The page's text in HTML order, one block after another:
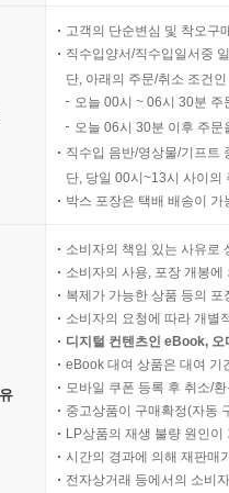
고객의 단순변심 및 착오구
직수입양서/직수입일서중
단, 아래의 주문/취소 조건
오늘 00시 ~ 06시 30분
오늘 06시 30분 이후 주
직수입 음반/영상물/기프트
단, 당일 00시~13시 사이의
박스 포장은 택배 배송이
소비자의 책임 있는 사유로
소비자의 사용, 포장 개봉
복제가 가능한 상품 등의
소비자의 요청에 따라 개별
디지털 컨텐츠인 eBook,
eBook 대여 상품은 대여 기
모바일 쿠폰 등록 후 취소/
중고상품이 구매확정(자동
LP상품의 재생 불량 원인
시간의 경과에 의해 재판매
전자상거래 등에서의 소비